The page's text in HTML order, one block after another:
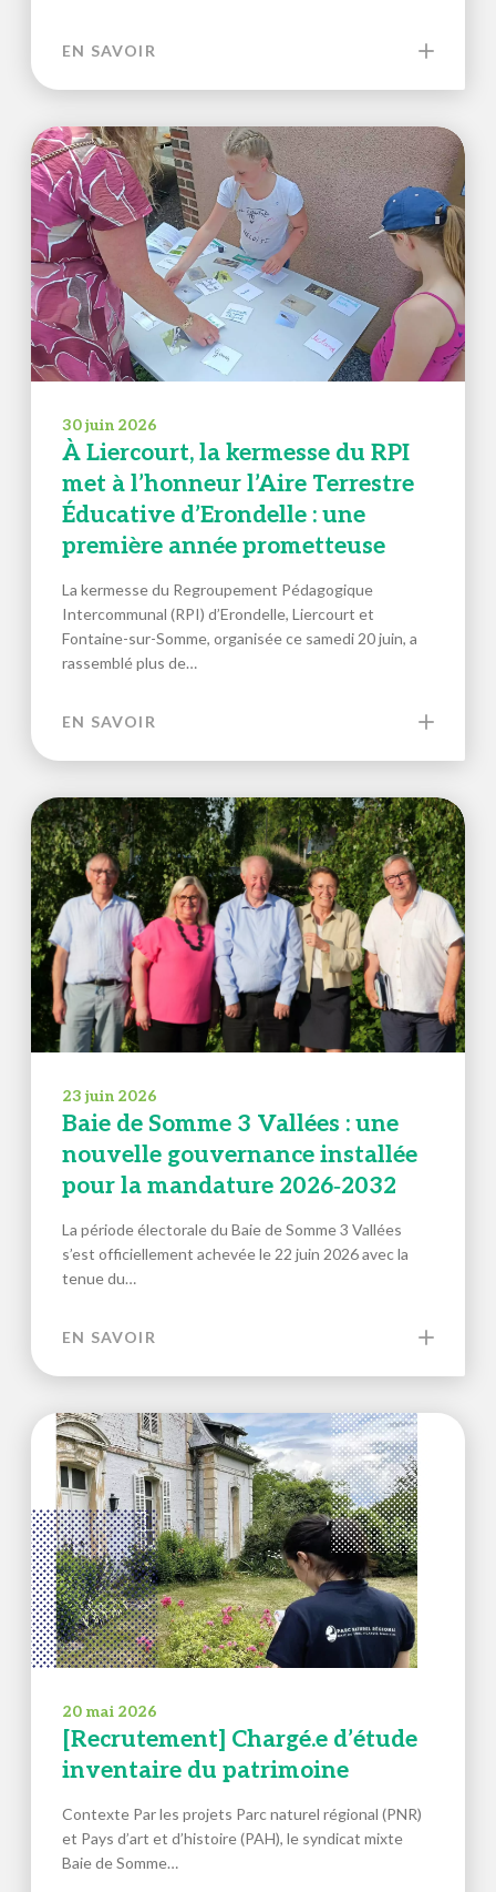
EN SAVOIR
30 juin 2026
À Liercourt, la kermesse du RPI
met à l’honneur l’Aire Terrestre
Éducative d’Erondelle : une
première année prometteuse
La kermesse du Regroupement Pédagogique
Intercommunal (RPI) d’Erondelle, Liercourt et
Fontaine-sur-Somme, organisée ce samedi 20 juin, a
rassemblé plus de…
EN SAVOIR
23 juin 2026
Baie de Somme 3 Vallées : une
nouvelle gouvernance installée
pour la mandature 2026‑2032
La période électorale du Baie de Somme 3 Vallées
s’est officiellement achevée le 22 juin 2026 avec la
tenue du…
EN SAVOIR
20 mai 2026
[Recrutement] Chargé.e d’étude
inventaire du patrimoine
Contexte Par les projets Parc naturel régional (PNR)
et Pays d’art et d’histoire (PAH), le syndicat mixte
Baie de Somme…